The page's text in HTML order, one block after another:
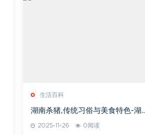
生活百科
湖南杀猪,传统习俗与美食特色-湖
2025-11-26 0阅读